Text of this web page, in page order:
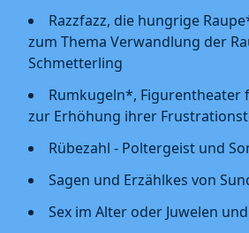
Razzfazz, die hungrige
zum Thema Verwandlung der
Schmetterling
Rumkugeln*, Figurentheater
zur Erhöhung ihrer
Rübezahl - Poltergeist und
Sagen und Erzählkes von
Sex im Alter oder Juwelen